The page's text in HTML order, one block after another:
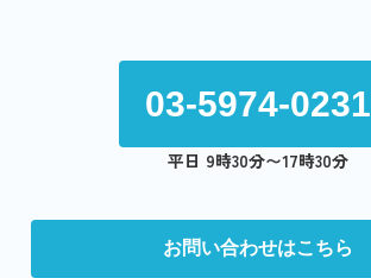
03-5974-0231
平日 9時30分〜17時30分
お問い合わせはこちら